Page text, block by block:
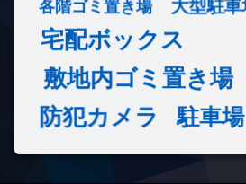
各階ゴミ置き場 大型駐車
宅配ボックス
敷地内ゴミ置き場
防犯カメラ 駐車場